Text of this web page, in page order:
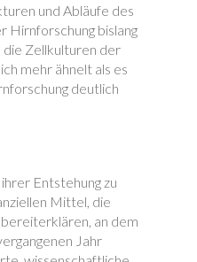
und Abläufe des
Hirnforschung bislang
die Zellkulturen der
mehr ähnelt als es
deutlich
Entstehung zu
Mittel, die
an dem
Jahr